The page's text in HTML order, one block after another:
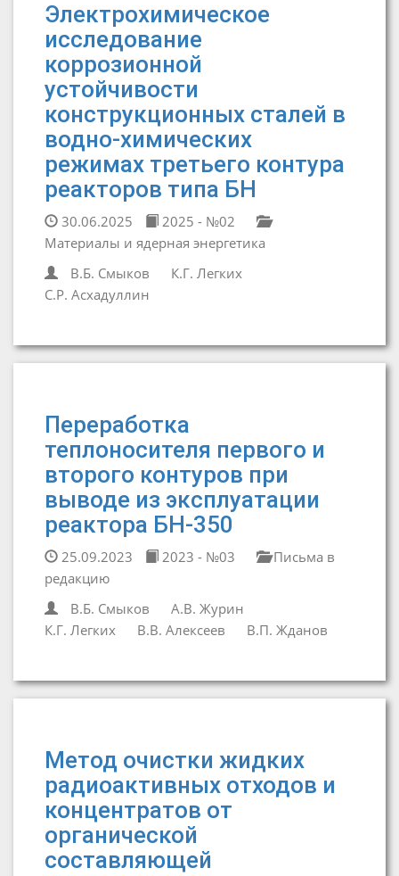
Электрохимическое
исследование
коррозионной
устойчивости
конструкционных сталей в
водно-химических
режимах третьего контура
реакторов типа БН
30.06.2025
2025 - №02
Материалы и ядерная энергетика
В.Б. Смыков
К.Г. Легких
С.Р. Асхадуллин
Переработка
теплоносителя первого и
второго контуров при
выводе из эксплуатации
реактора БН-350
25.09.2023 2023 - №03
Письма в
редакцию
В.Б. Смыков
А.В. Журин
К.Г. Легких
В.В. Алексеев В.П. Жданов
Метод очистки жидких
радиоактивных отходов и
концентратов от
органической
составляющей